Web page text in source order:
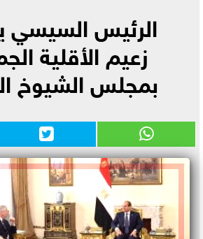
الرئيس السيسي
زعيم الأقلية
بمجلس الشيوخ